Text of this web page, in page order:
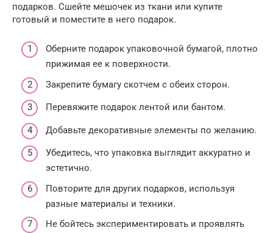
подарков. Сшейте мешочек из ткани или купите
готовый и поместите в него подарок.
Оберните подарок упаковочной бумагой, плотно
прижимая ее к поверхности.
Закрепите бумагу скотчем с обеих сторон.
Перевяжите подарок лентой или бантом.
Добавьте декоративные элементы по желанию.
Убедитесь, что упаковка выглядит аккуратно и
эстетично.
Повторите для других подарков, используя
разные материалы и техники.
Не бойтесь экспериментировать и проявлять